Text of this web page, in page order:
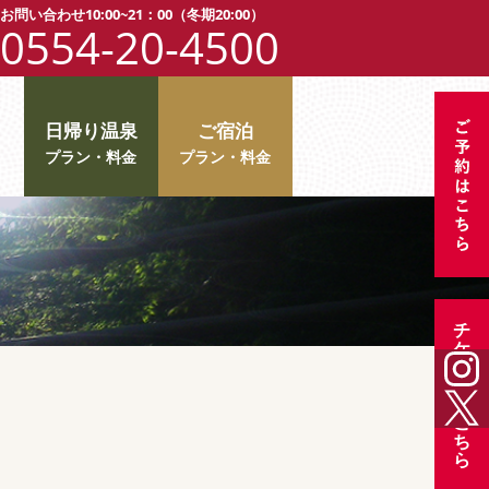
お問い合わせ10:00~21：00（冬期20:00）
0554-20-4500
チ
ケ
ッ
ト
は
こ
ち
ら
日帰り温泉 ご宿泊